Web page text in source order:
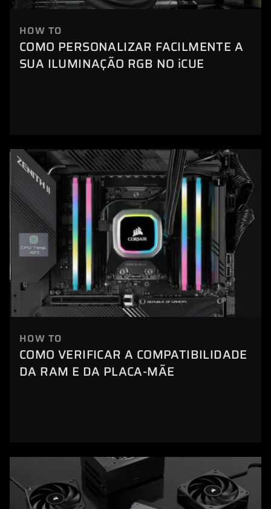
HOW TO
COMO PERSONALIZAR FACILMENTE A
SUA ILUMINAÇÃO RGB NO iCUE
HOW TO
COMO VERIFICAR A COMPATIBILIDADE
DA RAM E DA PLACA-MÃE